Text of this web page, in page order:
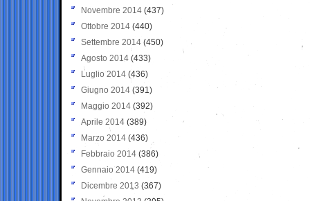
Novembre 2014 (437)
Ottobre 2014 (440)
Settembre 2014 (450)
Agosto 2014 (433)
Luglio 2014 (436)
Giugno 2014 (391)
Maggio 2014 (392)
Aprile 2014 (389)
Marzo 2014 (436)
Febbraio 2014 (386)
Gennaio 2014 (419)
Dicembre 2013 (367)